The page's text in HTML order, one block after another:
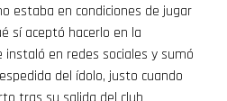
estaba en condiciones de jugar
sí aceptó hacerlo en la
instaló en redes sociales y sumó
del ídolo, justo cuando